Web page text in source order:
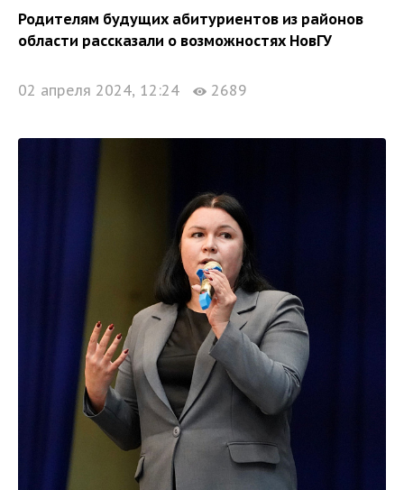
Родителям будущих абитуриентов из районов
области рассказали о возможностях НовГУ
02 апреля 2024, 12:24 2689